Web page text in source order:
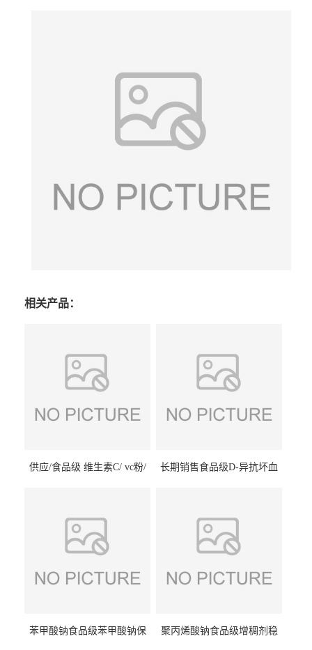
相关产品：
供应/食品级 维生素C/ vc粉/
长期销售食品级D-异抗坏血
苯甲酸钠食品级苯甲酸钠保
聚丙烯酸钠食品级增稠剂稳